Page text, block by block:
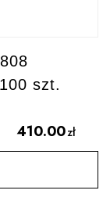
szt.
410.00zł